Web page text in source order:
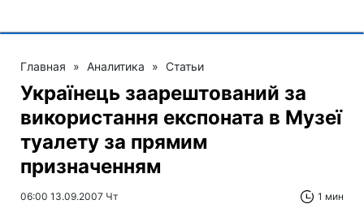
Главная » Аналитика » Статьи
Українець заарештований за
використання експоната в Музеї
туалету за прямим
призначенням
06:00 13.09.2007 Чт 1 мин